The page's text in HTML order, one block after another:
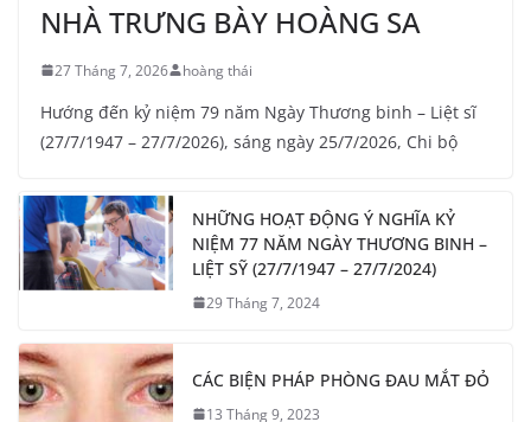
NHÀ TRƯNG BÀY HOÀNG SA
27 Tháng 7, 2026 hoàng thái
Hướng đến kỷ niệm 79 năm Ngày Thương binh – Liệt sĩ
(27/7/1947 – 27/7/2026), sáng ngày 25/7/2026, Chi bộ
NHỮNG HOẠT ĐỘNG Ý NGHĨA KỶ
NIỆM 77 NĂM NGÀY THƯƠNG BINH –
LIỆT SỸ (27/7/1947 – 27/7/2024)
29 Tháng 7, 2024
CÁC BIỆN PHÁP PHÒNG ĐAU MẮT ĐỎ
13 Tháng 9, 2023